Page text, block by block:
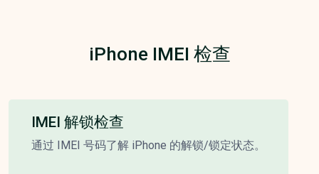
iPhone IMEI 检查
IMEI 解锁检查
通过 IMEI 号码了解 iPhone 的解锁/锁定状态。